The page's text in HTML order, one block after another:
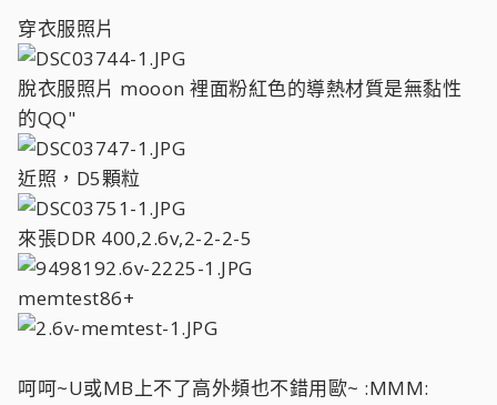
穿衣服照片
脫衣服照片 mooon 裡面粉紅色的導熱材質是無黏性
的QQ"
近照，D5顆粒
來張DDR 400,2.6v,2-2-2-5
memtest86+
呵呵~U或MB上不了高外頻也不錯用歐~ :MMM: